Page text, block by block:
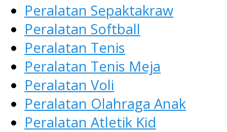
Peralatan Sepaktakraw
Peralatan Softball
Peralatan Tenis
Peralatan Tenis Meja
Peralatan Voli
Peralatan Olahraga Anak
Peralatan Atletik Kid